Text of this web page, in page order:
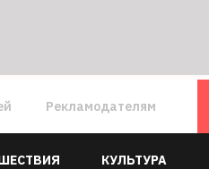
Рекламодателям
КУЛЬТУРА